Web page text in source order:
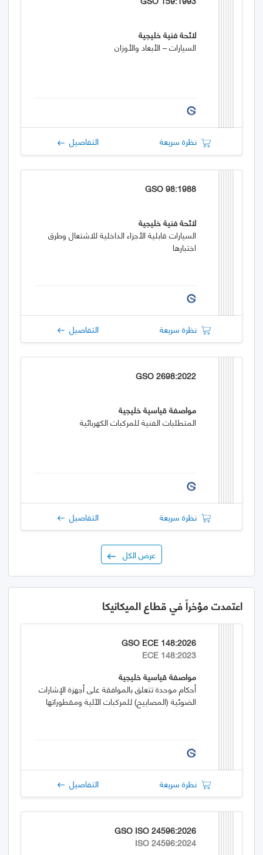
لائحة فنية خليجية
السيارات – الأبعاد والأوزان
نظرة سريعة التفاصيل
GSO 98:1988
لائحة فنية خليجية
السيارات قابلية الأجزاء الداخلية للاشتعال وطرق
اختبارها
نظرة سريعة التفاصيل
GSO 2698:2022
مواصفة قياسية خليجية
المتطلبات الفنية للمركبات الكهربائية
نظرة سريعة التفاصيل
عرض الكل
اعتمدت مؤخراً في قطاع الميكانيكا
GSO ECE 148:2026
ECE 148:2023
مواصفة قياسية خليجية
أحكام موحدة تتعلق بالموافقة على أجهزة الإشارات
الضوئية (المصابيح) للمركبات الآلية ومقطوراتها
نظرة سريعة التفاصيل
GSO ISO 24596:2026
ISO 24596:2024